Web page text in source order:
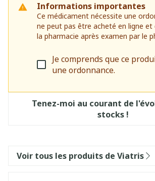
Informations importantes
Ce médicament nécessite une
ne peut pas être acheté en ligne
la pharmacie après examen par le
Je comprends que ce
une ordonnance.
Tenez-moi au courant de
stocks !
Voir tous les produits de Viatris